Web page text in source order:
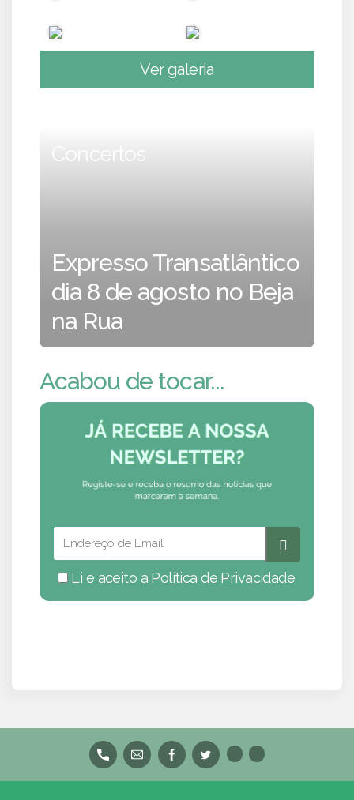
Ver galeria
Concertos
Expresso Transatlântico
dia 8 de agosto no Beja
na Rua
Acabou de tocar...
Li e aceito a Política de Privacidade